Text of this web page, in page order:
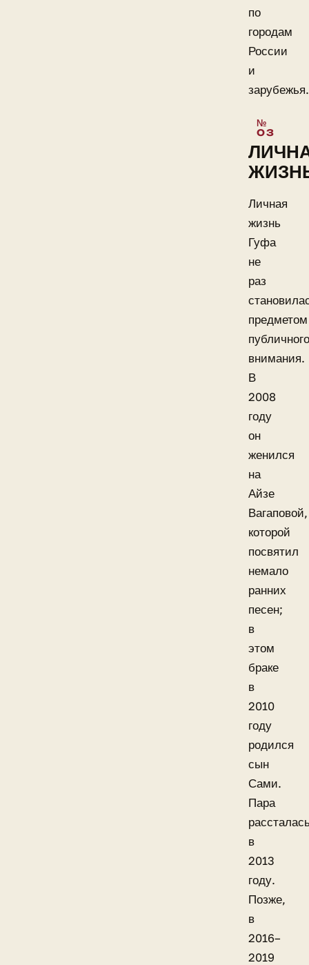
по
городам
России
и
зарубежья.
Личная
жизнь
Гуфа
не
раз
предметом
публичного
внимания.
В
2008
году
он
женился
на
Айзе
Вагаповой,
которой
посвятил
немало
ранних
песен;
в
этом
браке
в
2010
году
родился
сын
Сами.
Пара
в
2013
году.
Позже,
в
2016–
2019